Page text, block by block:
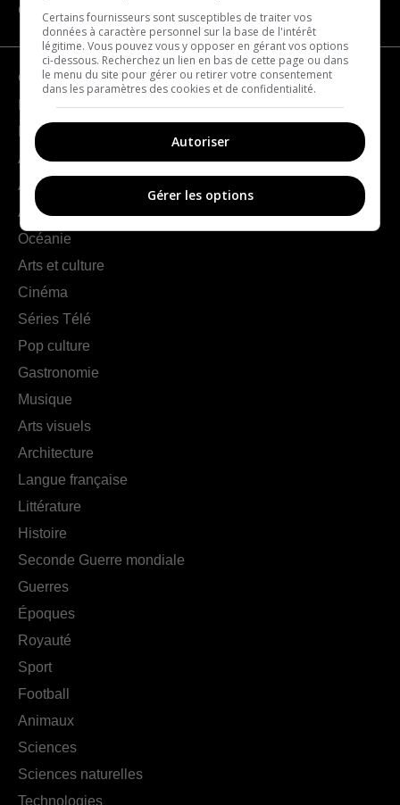
CATÉGORIES
Géographie
France
Europe
Amériques
Asie
Afrique
Océanie
Arts et culture
Cinéma
Séries Télé
Pop culture
Gastronomie
Musique
Arts visuels
Architecture
Langue française
Littérature
Histoire
Seconde Guerre mondiale
Guerres
Époques
Royauté
Sport
Football
Animaux
Sciences
Sciences naturelles
Technologies
Certains fournisseurs sont susceptibles de traiter vos
données à caractère personnel sur la base de l'intérêt
légitime. Vous pouvez vous y opposer en gérant vos options
ci-dessous. Recherchez un lien en bas de cette page ou dans
le menu du site pour gérer ou retirer votre consentement
dans les paramètres des cookies et de confidentialité.
Autoriser
Gérer les options